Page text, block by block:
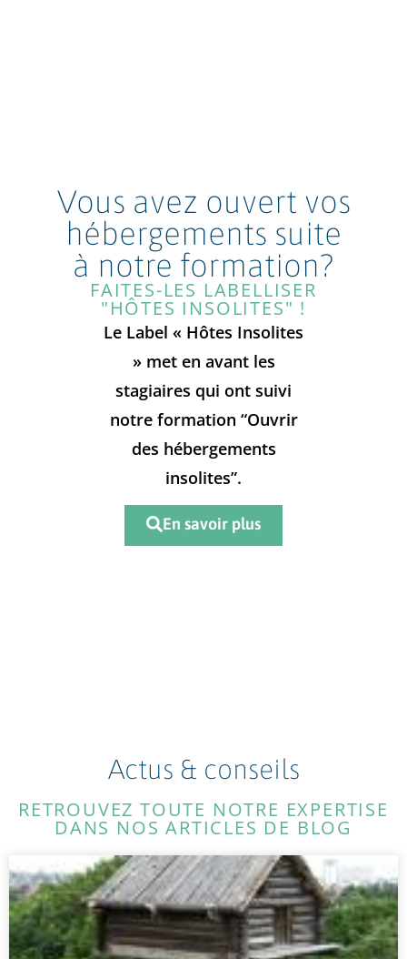
Vous avez ouvert vos
hébergements suite
à notre formation?
FAITES-LES LABELLISER
"HÔTES INSOLITES" !
Le Label « Hôtes Insolites
» met en avant les
stagiaires qui ont suivi
notre formation “Ouvrir
des hébergements
insolites”.
En savoir plus
Actus & conseils
RETROUVEZ TOUTE NOTRE EXPERTISE
DANS NOS ARTICLES DE BLOG